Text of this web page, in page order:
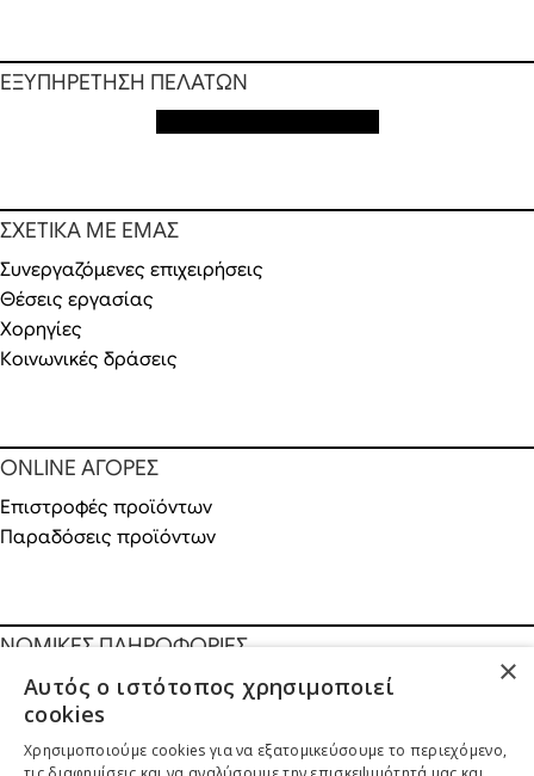
ΕΞΥΠΗΡΕΤΗΣΗ ΠΕΛΑΤΩΝ
ΣΧΕΤΙΚΑ ΜΕ ΕΜΑΣ
Συνεργαζόμενες επιχειρήσεις
Θέσεις εργασίας
Χορηγίες
Κοινωνικές δράσεις
ONLINE ΑΓΟΡΕΣ
Επιστροφές προϊόντων
Παραδόσεις προϊόντων
ΝΟΜΙΚΕΣ ΠΛΗΡΟΦΟΡΙΕΣ
Πολιτική απορρήτου
Όροι & Προϋποθέσεις
Πνευματικά Δικαιώματαλivadeia shop.
×
Αυτός ο ιστότοπος χρησιμοποιεί
cookies
Χρησιμοποιούμε cookies για να εξατομικεύσουμε το περιεχόμενο,